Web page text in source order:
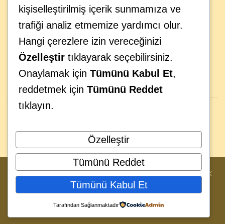
olarak görüyor, teknolojinin iş organizasyonlarının
geleceği üzerindeki etkisini anlıyoruz. Geleceğin
provasını bugünden yaparak iş hedeflerinize
ulaşmanıza yardımcı oluyoruz.
SOSYALİ. Tüm Hakları Saklıdır.
Sitemizde size en iyi hizmeti sunabilmek için
çerez kullanılmaktadır. Detaylar için
kişiselleştirilmiş içerik sunmamıza ve
trafiği analiz etmemize yardımcı olur.
Hangi çerezlere izin vereceğinizi
Özelleştir tıklayarak seçebilirsiniz.
Onaylamak için Tümünü Kabul Et,
reddetmek için Tümünü Reddet
tıklayın.
Özelleştir
Tümünü Reddet
Tümünü Kabul Et
Tarafından Sağlanmaktadır